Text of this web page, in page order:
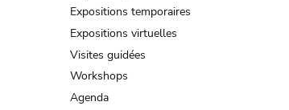
Expositions temporaires
Expositions virtuelles
Visites guidées
Workshops
Agenda